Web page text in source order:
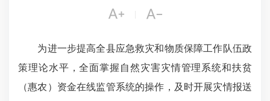
 
为进一步提高全县应急救灾和物质保障工作队伍政
策理论水平，全面掌握自然灾害灾情管理系统和扶贫
（惠农）资金在线监管系统的操作，及时开展灾情报送